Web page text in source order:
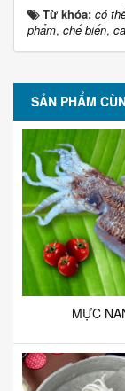
Từ khóa: có
phẩm, chế biến,
SẢN PHẨM
MỰC